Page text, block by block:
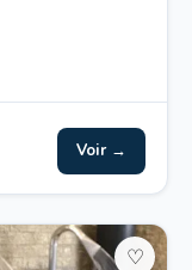
Voir →
♡